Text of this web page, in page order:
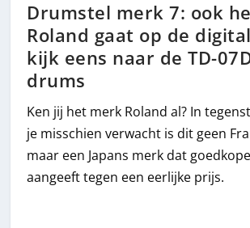
Drumstel merk 7: ook
Roland gaat op de
kijk eens naar de TD-
drums
Ken jij het merk Roland al? In
je misschien verwacht is dit geen
maar een Japans merk dat
aangeeft tegen een eerlijke prijs.